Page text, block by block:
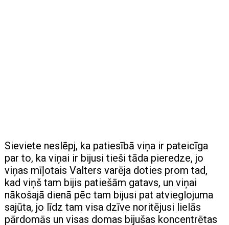
Sieviete neslēpj, ka patiesībā viņa ir pateicīga
par to, ka viņai ir bijusi tieši tāda pieredze, jo
viņas mīļotais Valters varēja doties prom tad,
kad viņš tam bijis patiešām gatavs, un viņai
nākošajā dienā pēc tam bijusi pat atvieglojuma
sajūta, jo līdz tam visa dzīve noritējusi lielās
pārdomās un visas domas bijušas koncentrētas